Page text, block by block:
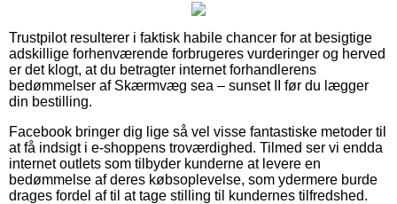
Trustpilot resulterer i faktisk habile chancer for at besigtige
adskillige forhenværende forbrugeres vurderinger og herved
er det klogt, at du betragter internet forhandlerens
bedømmelser af Skærmvæg sea – sunset II før du lægger
din bestilling.
Facebook bringer dig lige så vel visse fantastiske metoder til
at få indsigt i e-shoppens troværdighed. Tilmed ser vi endda
internet outlets som tilbyder kunderne at levere en
bedømmelse af deres købsoplevelse, som ydermere burde
drages fordel af til at tage stilling til kundernes tilfredshed.